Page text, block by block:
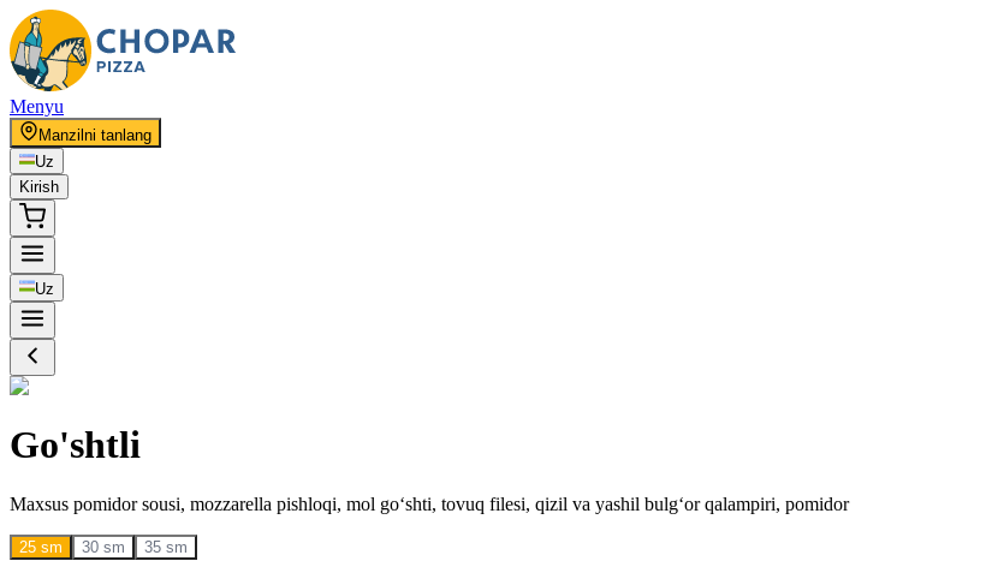
Menyu
Manzilni tanlang
Uz
Kirish
Uz
Go'shtli
Maxsus pomidor sousi, mozzarella pishloqi, mol go‘shti, tovuq filesi, qizil va yashil bulg‘or qalampiri, pomidor
25 sm 30 sm 35 sm